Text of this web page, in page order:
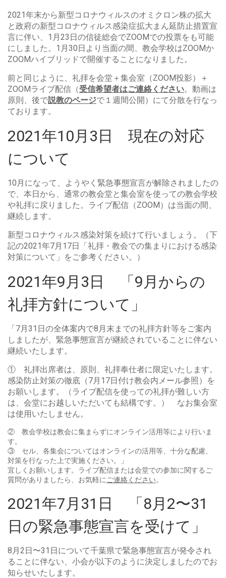
2021年末から新型コロナウィルスのオミクロン株の拡大
と政府の新型コロナウィルス感染症拡大まん延防止措置宣
言に伴い、1月23日の信徒総会でZOOMでの投票をも可能
にしました。1月30日より当面の間、教会学校はZOOMか
ZOOMハイブリッドで開催することになりました。
前と同じように、礼拝を会堂＋集会室（ZOOM投影）＋
ZOOMライブ配信（受信希望者はご連絡ください。動画は
原則、後で説教のページで１週間公開）にて分散を行なっ
ております。
2021年10月3日 現在の対応
について
10月になって、ようやく 緊急事態宣言が解除されましたの
で、本日から、通常の教会堂と集会室を使っての教会学校
や礼拝に戻りました。ライブ配信（ZOOM）は当面の間、
継続します。
新型コロナウィルス感染対策を続けて行いましょう。（下
記の2021年7月17日「礼拝・教会での集まりにおける感染
対策について」をご参考ください。）
2021年9月3日 「9月からの
礼拝方針について」
「7月31日の全体案内で8 月末までの礼拝方針等をご案内
しましたが、 緊急事態宣言が継続されていることに伴ない
継続いたします。
① 礼拝出席者は、原則、礼拝奉仕者に限定いたします。
感染防止対策の徹底（7月 17日付け教会内メール参照）を
お願いします。（ライブ配信を使っての礼拝が難しい方
は、会堂にお越しいただいても結構です。） なお集会室
は使用いたしません。
② 教会学校は教会に集まらずにオンライン活用等により行いま
す。
③ セル、各集会についてはオンラインの活用等、十分な配慮、
対策を行なった上で実施ください。」
宜しくお願いします。ライブ配信または会堂での参加に関するご
質問がありましたら、お気軽に ご連絡ください。
2021年7月31日 「8月2〜31
日の緊急事態宣言を受けて」
8月2日〜31日について千葉県で緊急事態宣言が発令され
ることに伴ない、小会が以下のように決定しましたのでお
知らせいたします。